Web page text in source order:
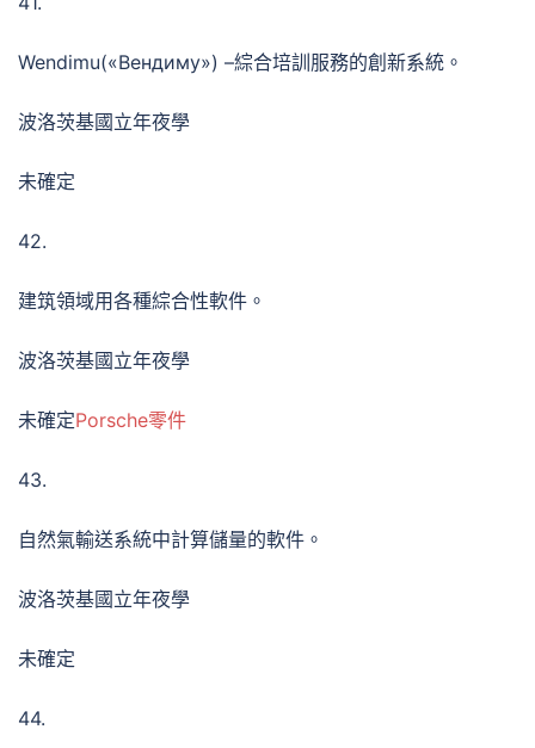
Wendimu(«Вендиму») –綜合培訓服務的創新系統。
波洛茨基國立年夜學
未確定
42.
建筑領域用各種綜合性軟件。
波洛茨基國立年夜學
未確定Porsche零件
43.
自然氣輸送系統中計算儲量的軟件。
波洛茨基國立年夜學
未確定
44.